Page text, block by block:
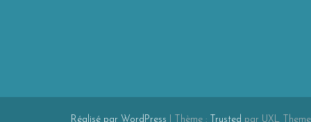
Réalisé par WordPress Thème : Trusted par UXL